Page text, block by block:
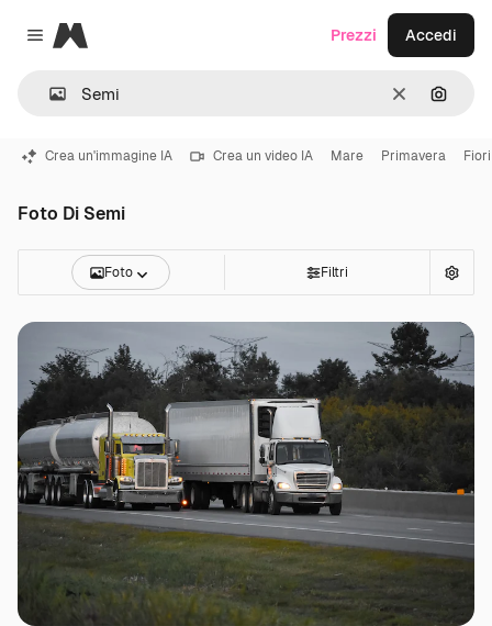
Close menu
Magnific
CancellaCerca
Prezzi Accedi
Crea un'immagine IA Crea un video IA Mare Primavera Fiori
Foto Di Semi
Foto Filtri